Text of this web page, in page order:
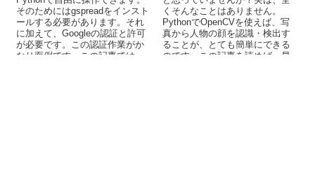
そのためにはgspreadをインスト
ールする必要があります。それ
に加えて、Googleの認証と許可
が必要です。この認証作業がか
なり面倒です。この記事では、
くそんなことはありません。
PythonでOpenCVを使えば、写
真から人物の顔を認識・検出す
ることが、とても簡単にできる
のです。この記事を読めば、早